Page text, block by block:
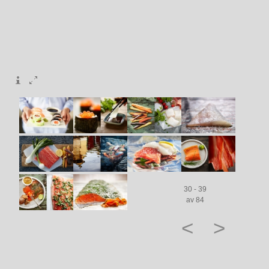
30 - 39
av 84
< >